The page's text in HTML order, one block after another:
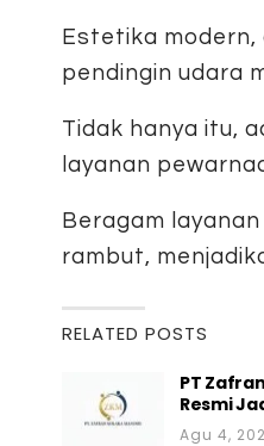
Estetika modern,
pendingin udara
Tidak hanya itu,
layanan
Beragam
rambut,
RELATED POSTS
PT
Resmi
Agu 4,